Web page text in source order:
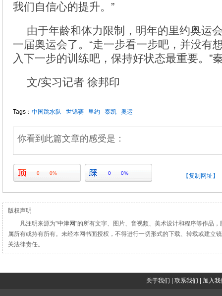
我们自信心的提升。”
由于年龄和体力限制，明年的里约奥运
一届奥运会了。“走一步看一步吧，并没有
入下一步的训练吧，保持好状态最重要。”
文/实习记者 徐邦印
Tags： 中国跳水队 世锦赛 里约 秦凯 奥运
你看到此篇文章的感受是：
0 0% 0 0% 【复制网址】
版权声明
凡注明来源为"中津网"的所有文字、图片、音视频、美术设计和程序等作品
属所有或持有所有。未经本网书面授权，不得进行一切形式的下载、转载或建立
关法律责任。
关于我们 联系我们 加入我